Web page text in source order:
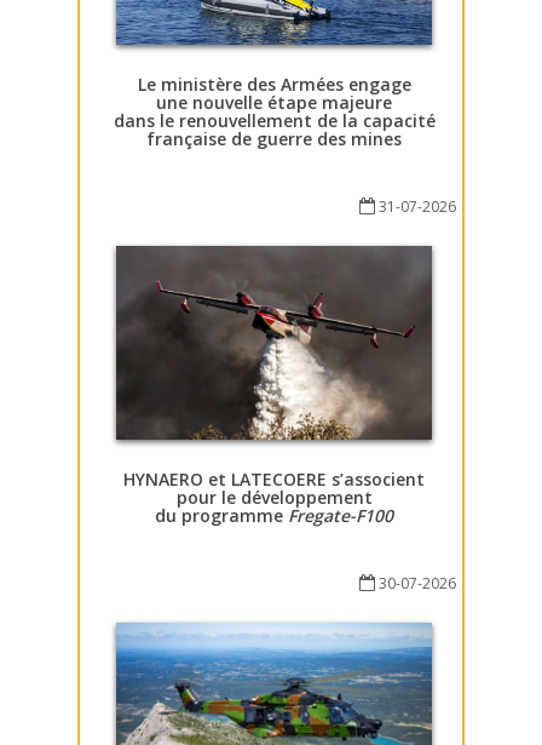
Le ministère des Armées engage
une nouvelle étape majeure
dans le renouvellement de la capacité
française de guerre des mines
31-07-2026
HYNAERO et LATECOERE s’associent
pour le développement
du programme Fregate-F100
30-07-2026